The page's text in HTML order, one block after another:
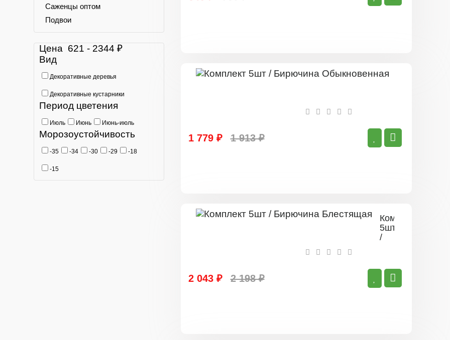
Саженцы оптом
Подвои
Цена 621 - 2344 ₽
Вид
Декоративные деревья
Декоративные кустарники
Период цветения
Июль Июнь Июнь-июль
Морозоустойчивость
-35 -34 -30 -29 -18
-15
1 779 ₽ 1 913 ₽
Комплект
5шт
/
2 043 ₽ 2 198 ₽